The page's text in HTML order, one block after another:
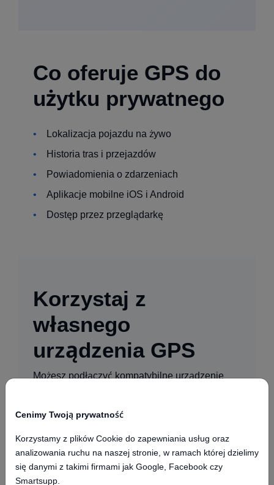
Co oferuje GPS do
użytku prywatnego
Lokalizacja pojazdu na żywo
Historia tras i przejazdów
Powiadomienia o zdarzeniach
Aplikacje mobilne iOS i Android
Dostęp przez przeglądarkę
Korzystaj z
własnego
urządzenia GPS
Możesz podłączyć kompatybilne urządzenie
Cenimy Twoją prywatność
Korzystamy z plików Cookie do zapewniania usług oraz
analizowania ruchu na naszej stronie, w ramach której dzielimy
się danymi z takimi firmami jak Google, Facebook czy
Smartsupp.